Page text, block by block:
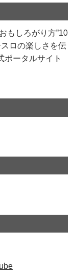
もしろがり方”10
ロの楽しさを伝
ポータルサイト